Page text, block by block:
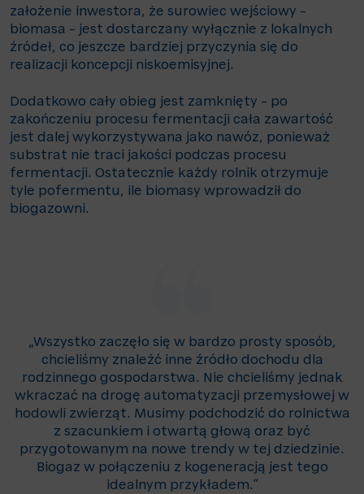
założenie inwestora, że surowiec wejściowy –
biomasa – jest dostarczany wyłącznie z lokalnych
źródeł, co jeszcze bardziej przyczynia się do
realizacji koncepcji niskoemisyjnej.
Dodatkowo cały obieg jest zamknięty – po
zakończeniu procesu fermentacji cała zawartość
jest dalej wykorzystywana jako nawóz, ponieważ
substrat nie traci jakości podczas procesu
fermentacji. Ostatecznie każdy rolnik otrzymuje
tyle pofermentu, ile biomasy wprowadził do
biogazowni.
„Wszystko zaczęło się w bardzo prosty sposób,
chcieliśmy znaleźć inne źródło dochodu dla
rodzinnego gospodarstwa. Nie chcieliśmy jednak
wkraczać na drogę automatyzacji przemysłowej w
hodowli zwierząt. Musimy podchodzić do rolnictwa
z szacunkiem i otwartą głową oraz być
przygotowanym na nowe trendy w tej dziedzinie.
Biogaz w połączeniu z kogeneracją jest tego
idealnym przykładem.“